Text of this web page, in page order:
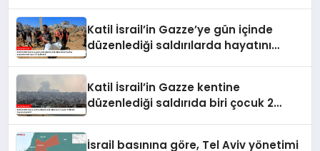
Katil İsrail’in Gazze’ye gün içinde
düzenlediği saldırılarda hayatını
Katil İsrail’in Gazze kentine
düzenlediği saldırıda biri çocuk 2
İsrail basınına göre, Tel Aviv yönetimi